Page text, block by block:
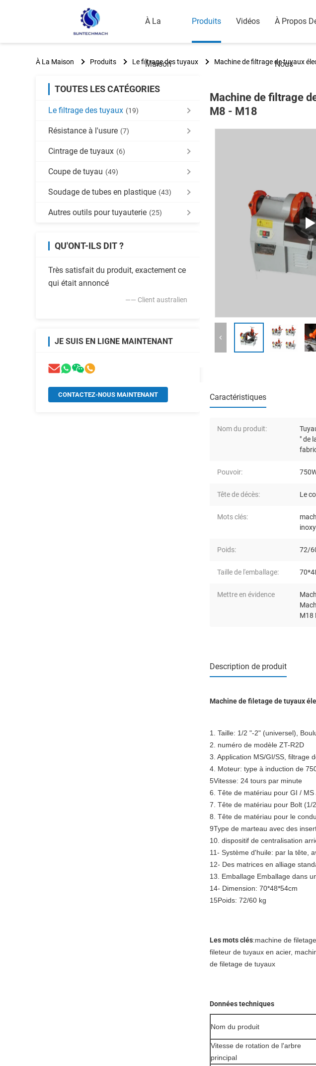
À La
Maison
Produits Vidéos À Propos
Nous
À La Maison Produits Le filtrage des tuyaux Machine de filtrage de tuyaux
TOUTES LES CATÉGORIES
Le filtrage des tuyaux (19)
Résistance à l'usure (7)
Cintrage de tuyaux (6)
Coupe de tuyau (49)
Soudage de tubes en plastique (43)
Autres outils pour tuyauterie (25)
QU'ONT-ILS DIT ?
Très satisfait du produit, exactement ce
qui était annoncé
—— Client australien
JE SUIS EN LIGNE MAINTENANT
CONTACTEZ-NOUS MAINTENANT
Machine de filtrage
M8 - M18
Caractéristiques
Nom du produit:
″ de
Pouvoir:
Tête de décès: Le
Mots clés:
Poids: 72/
Taille de l'emballage:
Mettre en évidence
M18
Description de produit
Machine de filetage de tuyaux
1. Taille: 1/2 "-2" (universel),
2. numéro de modèle ZT-R2D
3. Application MS/GI/SS, filtrage
4. Moteur: type à induction de
5Vitesse: 24 tours par minute
6. Tête de matériau pour GI /
7. Tête de matériau pour Bolt (1/
8. Tête de matériau pour le
9Type de marteau avec des
10. dispositif de centralisation
11- Système d'huile: par la tête,
12- Des matrices en alliage
13. Emballage Emballage dans
14- Dimension: 70*48*54cm
15Poids: 72/60 kg
Les mots clés:machine de
fileteur de tuyaux en acier,
de filetage de tuyaux
Données techniques
Nom du produit
Vitesse de rotation de l'arbre
principal